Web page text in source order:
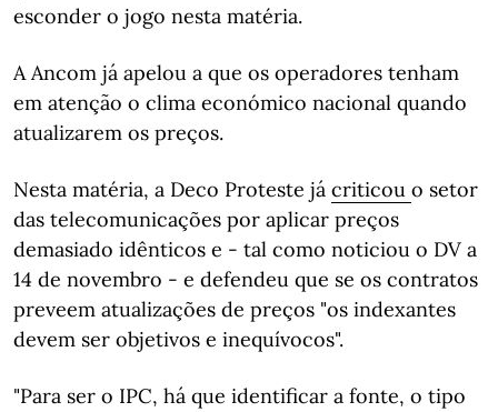
esconder o jogo nesta matéria.
A Ancom já apelou a que os operadores tenham
em atenção o clima económico nacional quando
atualizarem os preços.
Nesta matéria, a Deco Proteste já criticou o setor
das telecomunicações por aplicar preços
demasiado idênticos e - tal como noticiou o DV a
14 de novembro - e defendeu que se os contratos
preveem atualizações de preços "os indexantes
devem ser objetivos e inequívocos".
"Para ser o IPC, há que identificar a fonte, o tipo